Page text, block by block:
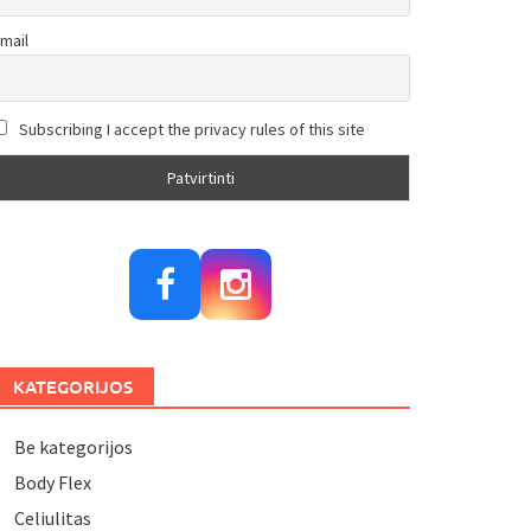
Subscribing I accept the privacy rules of this site
KATEGORIJOS
Be kategorijos
Body Flex
Celiulitas